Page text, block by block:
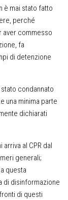
è mai stato fatto
perché
aver commesso
fa
di detenzione
condannato
una minima parte
dichiarati
arriva al CPR dal
generali;
questa
di disinformazione
di questi